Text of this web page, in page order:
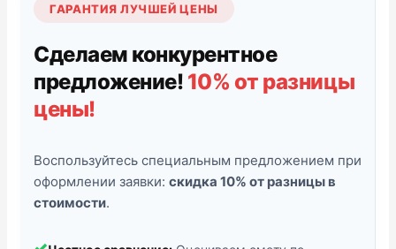
ГАРАНТИЯ ЛУЧШЕЙ ЦЕНЫ
Сделаем конкурентное
предложение! 10% от разницы
цены!
Воспользуйтесь специальным предложением при
оформлении заявки: скидка 10% от разницы в
стоимости.